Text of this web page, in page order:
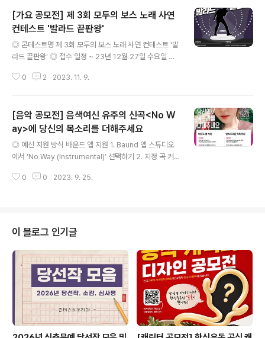
신청 불가), 팀 단위는 팀 대표 1인이 신청 ◎ 접수기간 ~2
023.11.3.(금) 15:00까지 (기한 엄수) ◎ 참가 신청 방법
① 제출서류 : 참가신청서(양식1), 개인정보제공 동의 및 활
용 승낙서(양식2), 민감정보 수집․이용 및 초상권 사용동의
과학문화 전문인력 이메일(..
[가요 공모전] 제 3회 모두의 보스 노래 사연
컨테스트 '발라드 끝판왕'
◎ 콘테스트명 제 3회 모두의 보스 노래 사연 컨테스트 '발
라드 끝판왕' ◎ 접수 일정 ~ 23년 12월 27일 수요일 ◎
사연이 담긴 발라드 노래 제목을 사연과 함께 구글폼으로
정 24년 1월 6일 토요일 (대회 일정 변경 시, 본선 진출자
에게 개별 연락) ◎ 본선 장소 KAC 한국예술원 ◎ 심사 기
준 자신의 사연을 발라드로 가장 잘 표현하는 참가자 (심사
위원 점수 50% + 현장투표 50%) ◎ 시상 내용 - 1등 30
만원 - 2등 10만원 - 3등 5만원 ◎ 주 최 모두의 보스 ◎
접수 문의 모두의 보스 (노래 사연 컨테스트..
0 2 2023. 11. 9.
[음악 공모전] 음색여신 유주의 신곡<No W
ay>에 당신의 목소리를 더해주세요
◎ 예선 지원 방식 바운드 앱 지원 1. Baund 앱 스튜디오
에서 ‘No Way (Instrumental)’ 선택하기 2. 지정 곡 커
플릿 #유주파테코 ​ ◎ 인스타그램, 틱톡 지원 1. ‘No Way
12.(화) - 2023. 10. 1.(일) ​ ◎ 본선 진행 방식 바운드 앱
내 배틀 투표로 우승자를 선정하게 됩니다. * 가장 많은 투
표 수를 받은 참가자가 우승자로 선정 ​ ◎ 본선 진출자 발
표 2023. 10. 10.(화) ​ ◎ 우승자 혜택 1..
0 0 2023. 9. 25.
이 블로그 인기글